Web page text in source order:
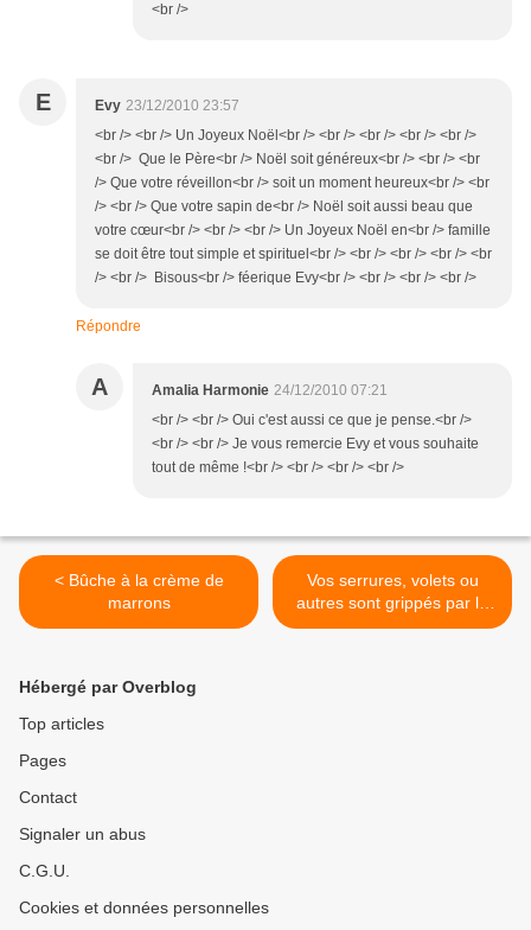
<br />
E Evy 23/12/2010 23:57
<br /> <br /> Un Joyeux Noël<br /> <br /> <br /> <br /> <br />
<br /> Que le Père<br /> Noël soit généreux<br /> <br /> <br
/> Que votre réveillon<br /> soit un moment heureux<br /> <br
/> <br /> Que votre sapin de<br /> Noël soit aussi beau que
votre cœur<br /> <br /> <br /> Un Joyeux Noël en<br /> famille
se doit être tout simple et spirituel<br /> <br /> <br /> <br /> <br
/> <br /> Bisous<br /> féerique Evy<br /> <br /> <br /> <br />
Répondre
A Amalia Harmonie 24/12/2010 07:21
<br /> <br /> Oui c'est aussi ce que je pense.<br />
<br /> <br /> Je vous remercie Evy et vous souhaite
tout de même !<br /> <br /> <br /> <br />
< Bûche à la crème de
marrons
Vos serrures, volets ou
autres sont grippés par le
froid ? >
Hébergé par Overblog
Top articles
Pages
Contact
Signaler un abus
C.G.U.
Cookies et données personnelles